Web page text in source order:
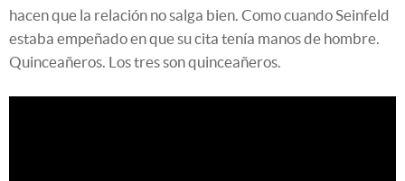
hacen que la relación no salga bien. Como cuando Seinfeld
estaba empeñado en que su cita tenía manos de hombre.
Quinceañeros. Los tres son quinceañeros.